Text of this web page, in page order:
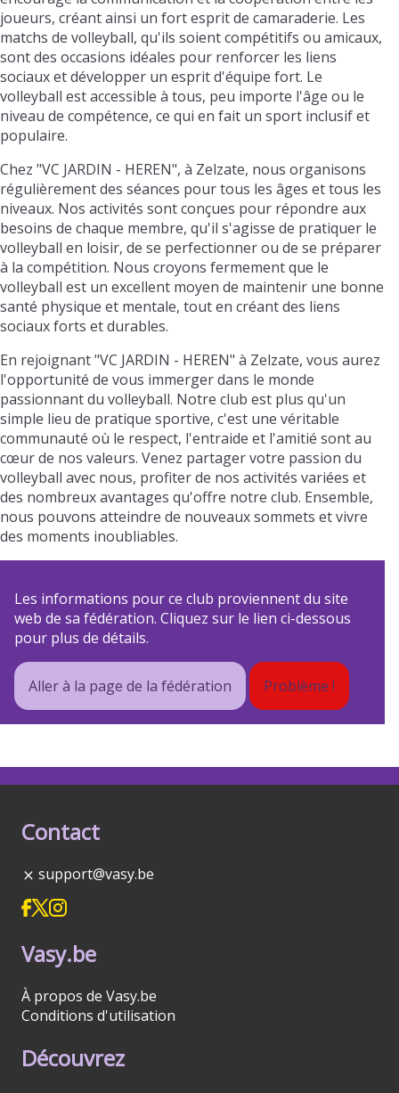
joueurs, créant ainsi un fort esprit de camaraderie. Les
matchs de volleyball, qu'ils soient compétitifs ou amicaux,
sont des occasions idéales pour renforcer les liens
sociaux et développer un esprit d'équipe fort. Le
volleyball est accessible à tous, peu importe l'âge ou le
niveau de compétence, ce qui en fait un sport inclusif et
populaire.
Chez "VC JARDIN - HEREN", à Zelzate, nous organisons
régulièrement des séances pour tous les âges et tous les
niveaux. Nos activités sont conçues pour répondre aux
besoins de chaque membre, qu'il s'agisse de pratiquer le
volleyball en loisir, de se perfectionner ou de se préparer
à la compétition. Nous croyons fermement que le
volleyball est un excellent moyen de maintenir une bonne
santé physique et mentale, tout en créant des liens
sociaux forts et durables.
En rejoignant "VC JARDIN - HEREN" à Zelzate, vous aurez
l'opportunité de vous immerger dans le monde
passionnant du volleyball. Notre club est plus qu'un
simple lieu de pratique sportive, c'est une véritable
communauté où le respect, l'entraide et l'amitié sont au
cœur de nos valeurs. Venez partager votre passion du
volleyball avec nous, profiter de nos activités variées et
des nombreux avantages qu'offre notre club. Ensemble,
nous pouvons atteindre de nouveaux sommets et vivre
des moments inoubliables.
Les informations pour ce club proviennent du site
web de sa fédération. Cliquez sur le lien ci-dessous
pour plus de détails.
Aller à la page de la fédération Problème !
Contact
support@vasy.be
Vasy.be
À propos de Vasy.be
Conditions d'utilisation
Découvrez